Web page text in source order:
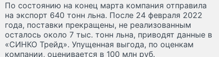
По состоянию на конец марта компания отправила
на экспорт 640 тонн льна. После 24 февраля 2022
года, поставки прекращены, не реализованным
осталось около 7 тыс. тонн льна, приводят данные в
«СИНКО Трейд». Упущенная выгода, по оценкам
компании, оценивается в 100 млн руб.